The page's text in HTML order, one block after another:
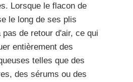
Lorsque le flacon de
le long de ses plis
de retour d'air, ce qui
entièrement des
telles que des
des sérums ou des